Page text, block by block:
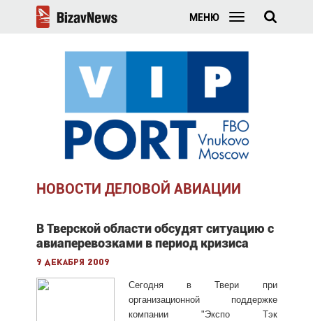
МЕНЮ
НОВОСТИ ДЕЛОВОЙ АВИАЦИИ
В Тверской области обсудят ситуацию с
авиаперевозками в период кризиса
9 декабря 2009
Сегодня в Твери при
организационной поддержке
компании "Экспо Тэк